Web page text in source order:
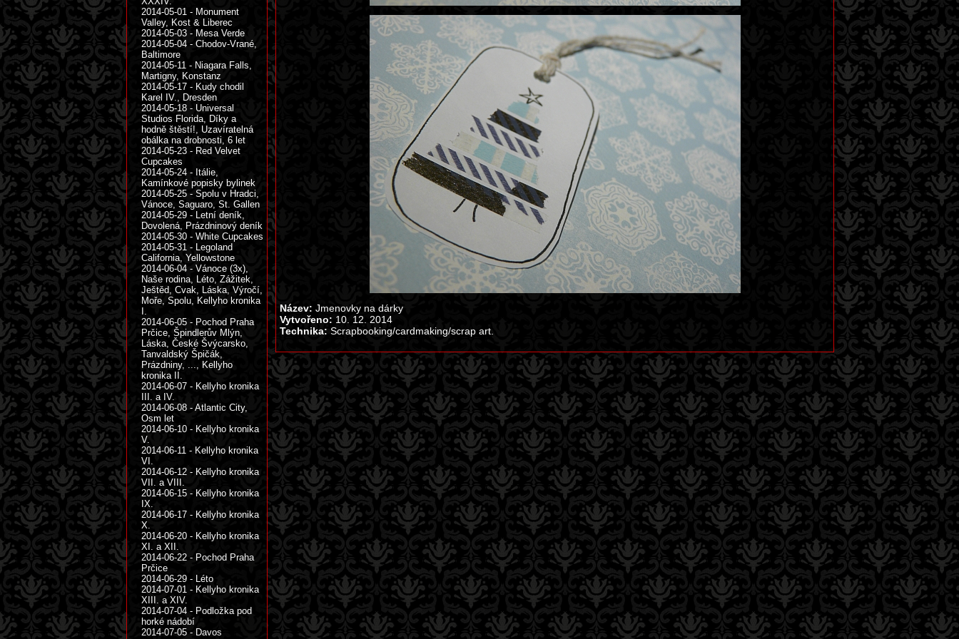
Název: Jmenovky na dárky
Vytvořeno: 10. 12. 2014
Technika: Scrapbooking/cardmaking/scrap art.
2014-05-01 - Monument
Valley, Kost & Liberec
2014-05-03 - Mesa Verde
2014-05-04 - Chodov-Vrané,
Baltimore
2014-05-11 - Niagara Falls,
Martigny, Konstanz
2014-05-17 - Kudy chodil
Karel IV., Dresden
2014-05-18 - Universal
Studios Florida, Díky a
hodně štěstí!, Uzavíratelná
obálka na drobnosti, 6 let
2014-05-23 - Red Velvet
Cupcakes
2014-05-24 - Itálie,
Kamínkové popisky bylinek
2014-05-25 - Spolu v Hradci,
Vánoce, Saguaro, St. Gallen
2014-05-29 - Letní deník,
Dovolená, Prázdninový deník
2014-05-30 - White Cupcakes
2014-05-31 - Legoland
California, Yellowstone
2014-06-04 - Vánoce (3x),
Naše rodina, Léto, Zážitek,
Ještěd, Cvak, Láska, Výročí,
Moře, Spolu, Kellyho kronika
I.
2014-06-05 - Pochod Praha
Prčice, Špindlerův Mlýn,
Láska, České Švýcarsko,
Tanvaldský Špičák,
Prázdniny, ..., Kellyho
kronika II.
2014-06-07 - Kellyho kronika
III. a IV.
2014-06-08 - Atlantic City,
Osm let
2014-06-10 - Kellyho kronika
V.
2014-06-11 - Kellyho kronika
VI.
2014-06-12 - Kellyho kronika
VII. a VIII.
2014-06-15 - Kellyho kronika
IX.
2014-06-17 - Kellyho kronika
X.
2014-06-20 - Kellyho kronika
XI. a XII.
2014-06-22 - Pochod Praha
Prčice
2014-06-29 - Léto
2014-07-01 - Kellyho kronika
XIII. a XIV.
2014-07-04 - Podložka pod
horké nádobí
2014-07-05 - Davos